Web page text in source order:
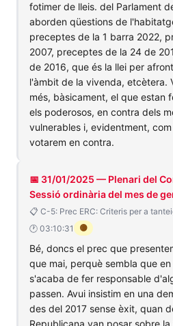
fotimer de lleis. del Parlament
aborden qüestions de
preceptes de la 1 barra 2022,
2007, preceptes de la 24 de
de 2016, que és la llei per
l'àmbit de la vivenda, etcètera.
més, bàsicament, el que estan
els poderosos, en contra dels
vulnerables i, evidentment,
votarem en contra.
📅 31/01/2025 — Plenari del
Sessió ordinària del mes de
📋 C-5: Prec ERC: Criteris per a
🕐 03:10:31
🟡
Bé, doncs el prec que
que mai, perquè sembla que
s'acaba de fer responsable
passen. Avui insistim en una
des del 2017 sense èxit, quan
Republicana van posar sobre